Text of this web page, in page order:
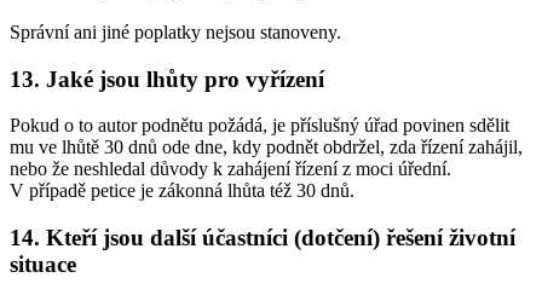
Správní ani jiné poplatky nejsou stanoveny.
13. Jaké jsou lhůty pro vyřízení
Pokud o to autor podnětu požádá, je příslušný úřad povinen sdělit
mu ve lhůtě 30 dnů ode dne, kdy podnět obdržel, zda řízení zahájil,
nebo že neshledal důvody k zahájení řízení z moci úřední.
V případě petice je zákonná lhůta též 30 dnů.
14. Kteří jsou další účastníci (dotčení) řešení životní
situace